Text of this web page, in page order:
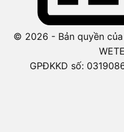
© 2026 - Bản quyền của
GPĐKKD số: